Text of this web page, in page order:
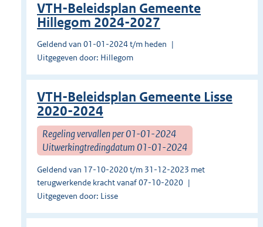
VTH-Beleidsplan Gemeente
Hillegom 2024-2027
Geldend van 01-01-2024 t/m heden
Uitgegeven door: Hillegom
VTH-Beleidsplan Gemeente Lisse
2020-2024
Regeling vervallen per 01-01-2024
Uitwerkingtredingdatum 01-01-2024
Geldend van 17-10-2020 t/m 31-12-2023 met
terugwerkende kracht vanaf 07-10-2020
Uitgegeven door: Lisse